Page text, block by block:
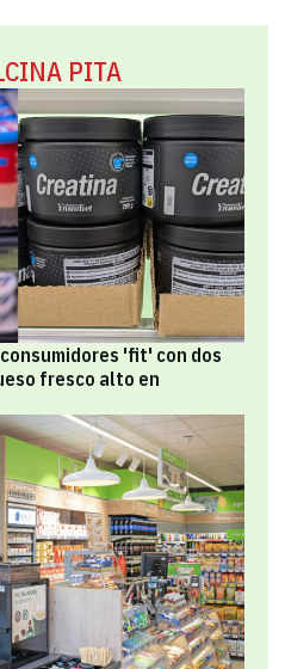
PITA
'fit' con dos
fresco alto en